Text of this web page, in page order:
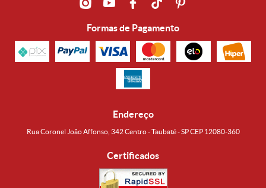
Formas de Pagamento
Endereço
Rua Coronel João Affonso, 342 Centro - Taubaté - SP CEP 12080-360
Certificados